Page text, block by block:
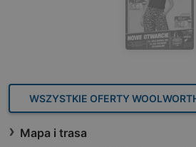
WSZYSTKIE OFERTY
Mapa i trasa